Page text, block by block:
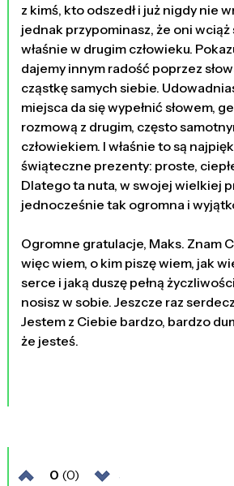
z kimś, kto odszedł i już nigdy nie
jednak przypominasz, że oni wciąż
właśnie w drugim człowieku.
dajemy innym radość poprzez
cząstkę samych siebie.
miejsca da się wypełnić słowem,
rozmową z drugim, często
człowiekiem. I właśnie to są
świąteczne prezenty: proste,
Dlatego ta nuta, w swojej wielkiej
jednocześnie tak ogromna i
Ogromne gratulacje, Maks. Znam
więc wiem, o kim piszę wiem, jak
serce i jaką duszę pełną
nosisz w sobie. Jeszcze raz
Jestem z Ciebie bardzo, bardzo
że jesteś.
0 (0)